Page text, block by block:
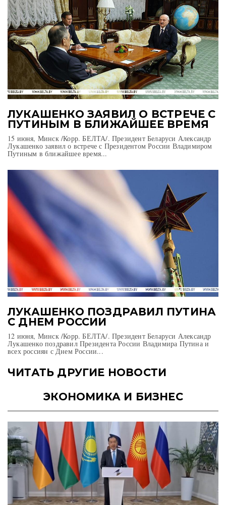
ЛУКАШЕНКО ЗАЯВИЛ О ВСТРЕЧЕ С
ПУТИНЫМ В БЛИЖАЙШЕЕ ВРЕМЯ
15 июня, Минск /Корр. БЕЛТА/. Президент Беларуси Александр
Лукашенко заявил о встрече с Президентом России Владимиром
Путиным в ближайшее время...
ЛУКАШЕНКО ПОЗДРАВИЛ ПУТИНА
С ДНЕМ РОССИИ
12 июня, Минск /Корр. БЕЛТА/. Президент Беларуси Александр
Лукашенко поздравил Президента России Владимира Путина и
всех россиян с Днем России...
ЧИТАТЬ ДРУГИЕ НОВОСТИ
ЭКОНОМИКА И БИЗНЕС